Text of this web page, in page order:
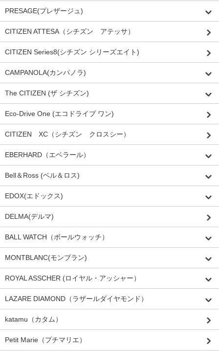
PRESAGE(プレザージュ)
CITIZEN ATTESA（シチズン アテッサ）
CITIZEN Series8(シチズン シリーズエイト)
CAMPANOLA(カンパノラ)
The CITIZEN (ザ シチズン)
Eco-Drive One (エコドライブ ワン)
CITIZEN XC（シチズン クロスシー）
EBERHARD（エベラール）
Bell＆Ross (ベル＆ロス)
EDOX(エドックス)
DELMA(デルマ)
BALL WATCH（ボールウォッチ）
MONTBLANC(モンブラン)
ROYAL ASSCHER (ロイヤル・アッシャー）
LAZARE DIAMOND（ラザールダイヤモンド）
katamu（カタム）
Petit Marie（プチマリエ）